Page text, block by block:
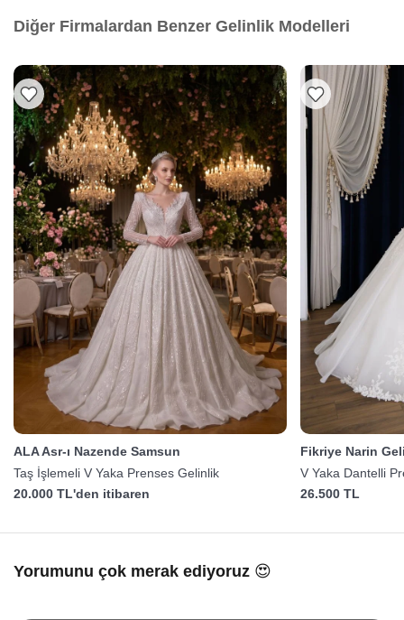
Diğer Firmalardan Benzer Gelinlik Modelleri
ALA Asr-ı Nazende Samsun
Taş İşlemeli V Yaka Prenses Gelinlik
20.000 TL'den itibaren
Fikriye Narin
V Yaka Dantelli
26.500 TL
Yorumunu çok merak ediyoruz 😍